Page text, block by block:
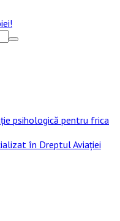
psihologică pentru frica
în Dreptul Aviației